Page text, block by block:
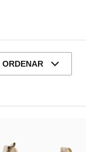
ORDENAR